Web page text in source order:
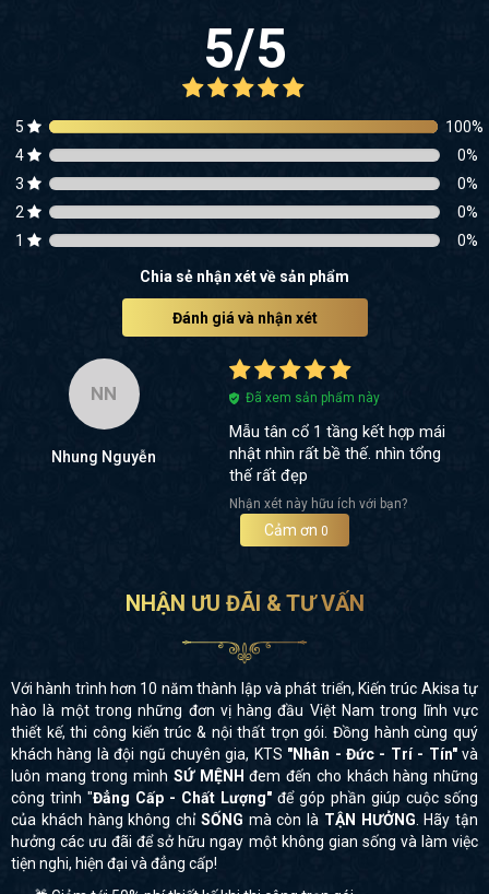
5/5
5 100%
4
0%
3
0%
2
0%
1
0%
Chia sẻ nhận xét về sản phẩm
Đánh giá và nhận xét
NN
Nhung Nguyễn
Đã xem sản phẩm này
Mẫu tân cổ 1 tầng kết hợp mái
nhật nhìn rất bề thế. nhìn tổng
thế rất đẹp
Nhận xét này hữu ích với bạn?
Cảm ơn 0
NHẬN ƯU ĐÃI & TƯ VẤN
Với hành trình hơn 10 năm thành lập và phát triển, Kiến trúc Akisa tự
hào là một trong những đơn vị hàng đầu Việt Nam trong lĩnh vực
thiết kế, thi công kiến trúc & nội thất trọn gói. Đồng hành cùng quý
khách hàng là đội ngũ chuyên gia, KTS "Nhân - Đức - Trí - Tín"và
luôn mang trong mình SỨ MỆNH đem đến cho khách hàng những
công trình "Đẳng Cấp - Chất Lượng" để góp phần giúp cuộc sống
của khách hàng không chỉ SỐNG mà còn là TẬN HƯỞNG . Hãy tận
hưởng các ưu đãi để sở hữu ngay một không gian sống và làm việc
tiện nghi, hiện đại và đẳng cấp!